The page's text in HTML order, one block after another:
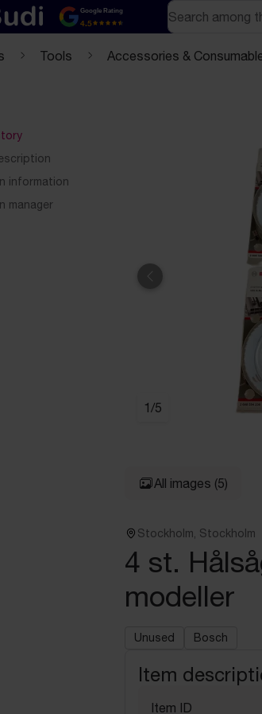
of this page
Google Rating
4.5
Search
Tools Accessories &
information
manager
Previous
1 /5
All images (5)
Stockholm, Stockholm
4 st.
modeller
Unused Bosch
Item
Item ID